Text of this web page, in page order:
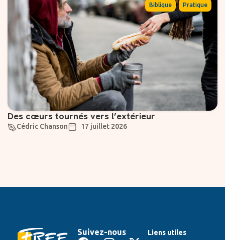
Biblique , Pratique
Des cœurs tournés vers l’extérieur
Cédric Chanson 17 juillet 2026
Liens utiles
Suivez-nous